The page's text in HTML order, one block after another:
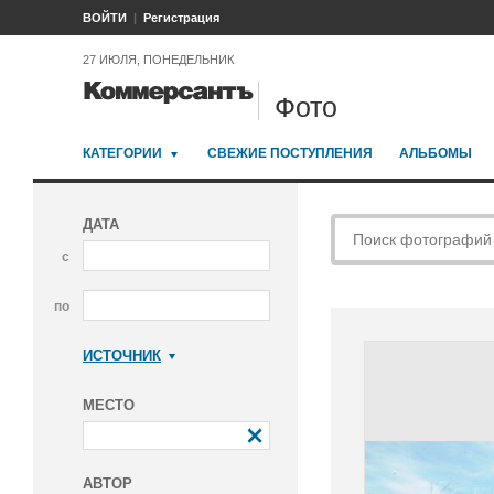
ВОЙТИ Регистрация
27 ИЮЛЯ, ПОНЕДЕЛЬНИК
Фото
КАТЕГОРИИ СВЕЖИЕ ПОСТУПЛЕНИЯ АЛЬБОМЫ
ДАТА
с
по
ИСТОЧНИК
МЕСТО
АВТОР